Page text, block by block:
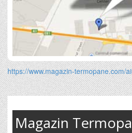
https://www.magazin-termopane.com/
Magazin